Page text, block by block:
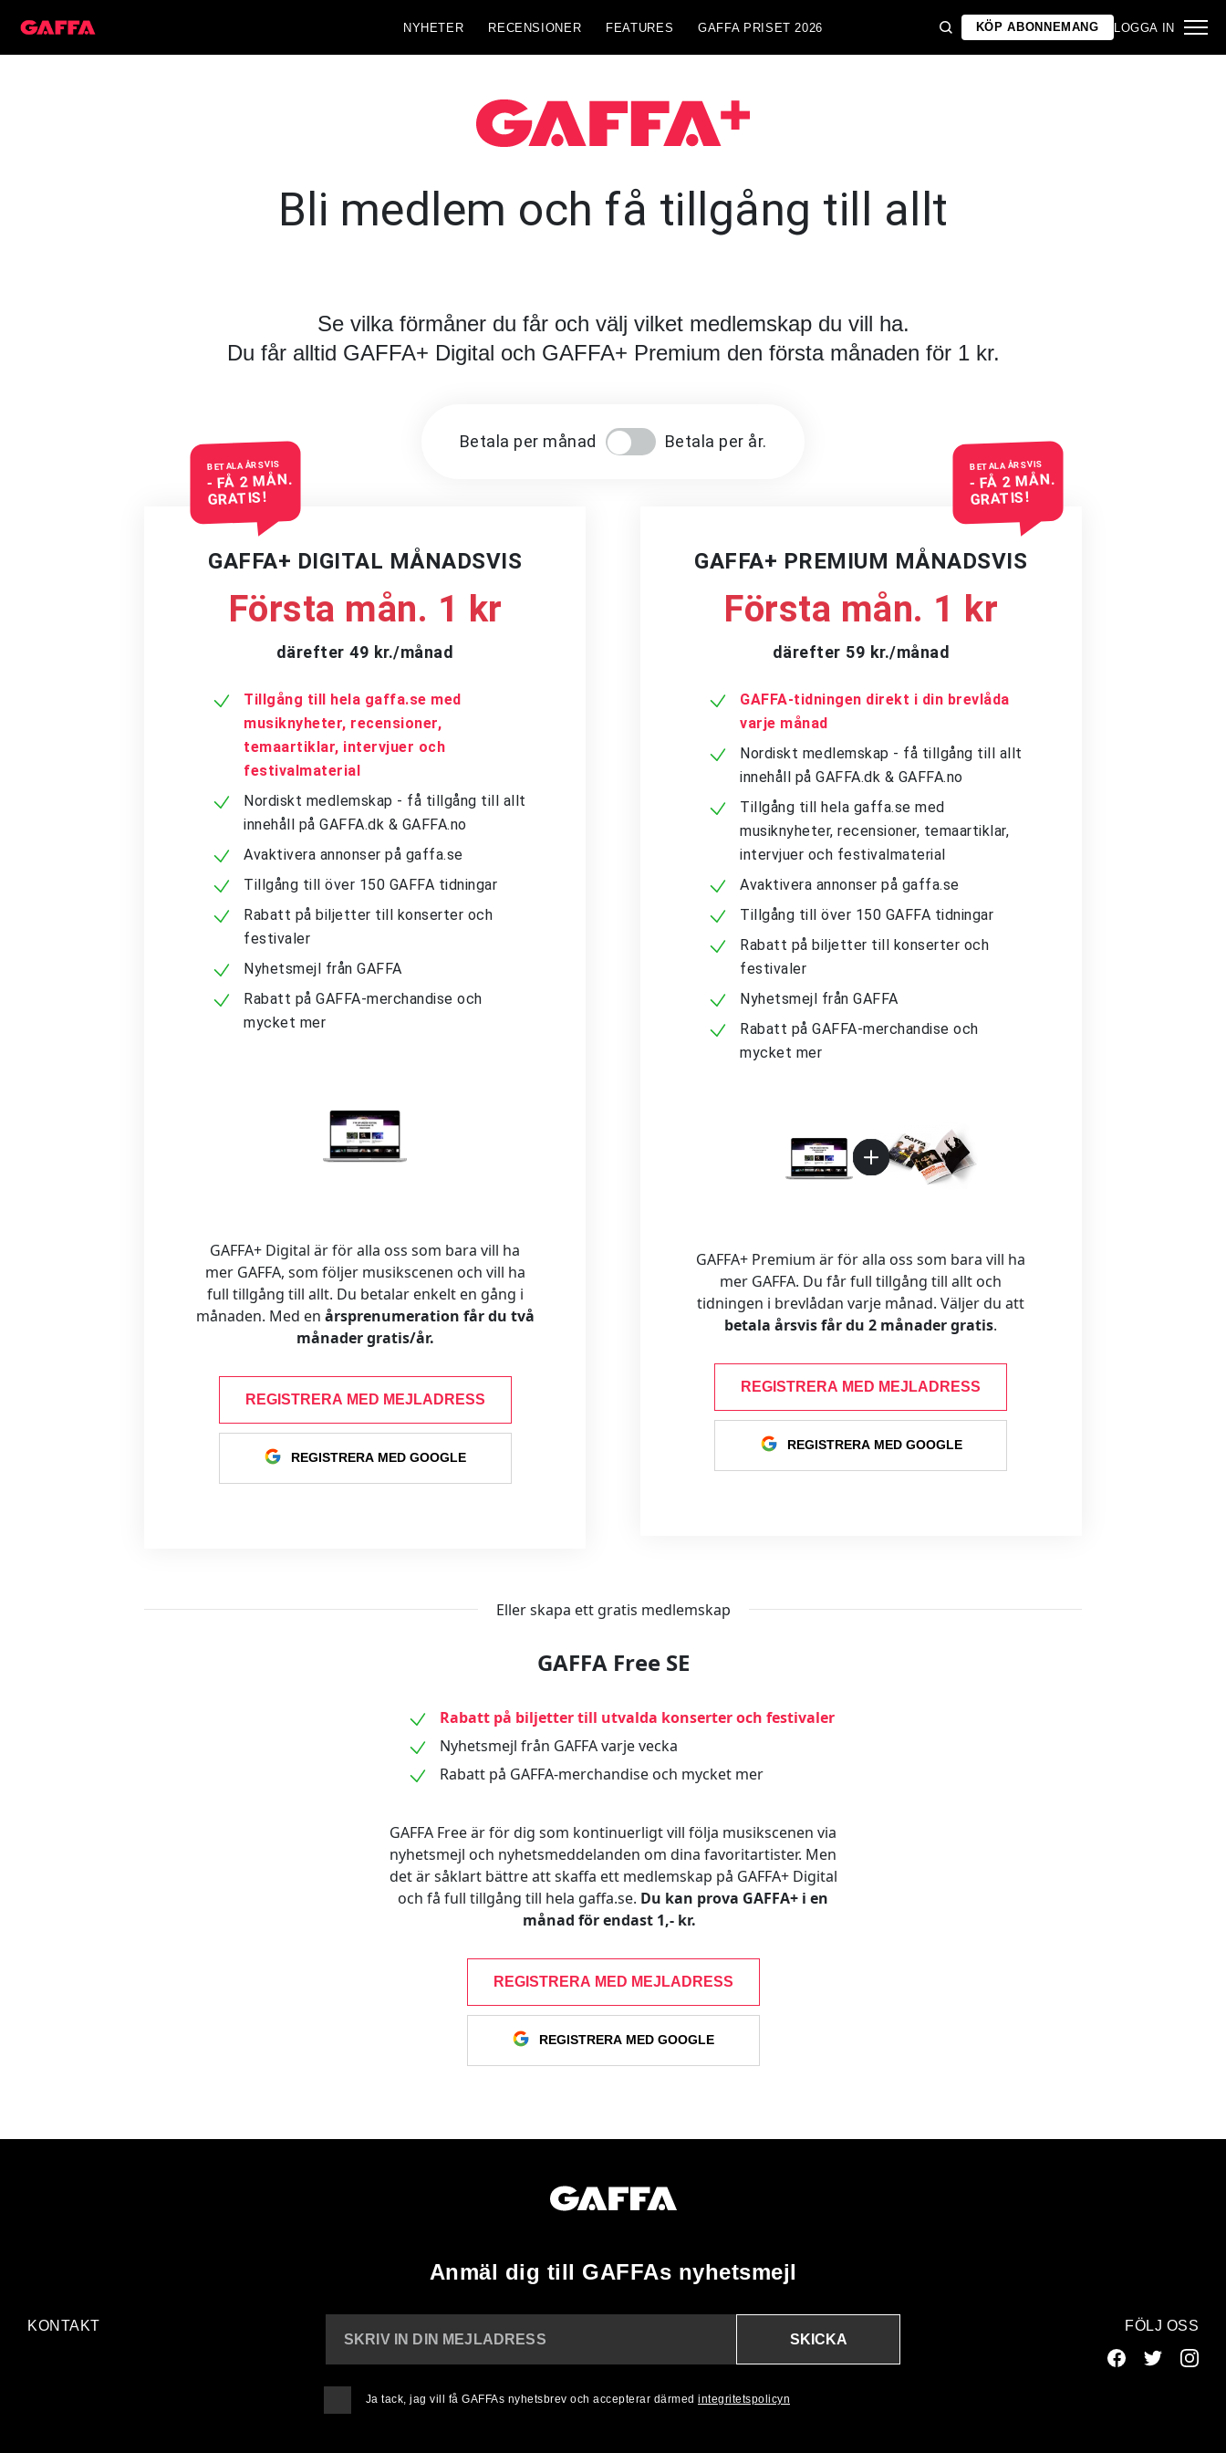
NYHETER RECENSIONER FEATURES GAFFA PRISET 2026 KÖP ABONNEMANG LOGGA IN
Bli medlem och få tillgång till allt
Se vilka förmåner du får och välj vilket medlemskap du vill ha.
Du får alltid GAFFA+ Digital och GAFFA+ Premium den första månaden för 1 kr.
Betala per månad Betala per år.
BETALA ÅRSVIS
- FÅ 2 MÅN.
GRATIS!
GAFFA+ DIGITAL MÅNADSVIS
Första mån. 1 kr
därefter 49 kr./månad
Tillgång till hela gaffa.se med
musiknyheter, recensioner,
temaartiklar, intervjuer och
festivalmaterial
Nordiskt medlemskap - få tillgång till allt
innehåll på GAFFA.dk & GAFFA.no
Avaktivera annonser på gaffa.se
Tillgång till över 150 GAFFA tidningar
Rabatt på biljetter till konserter och
festivaler
Nyhetsmejl från GAFFA
Rabatt på GAFFA-merchandise och
mycket mer
GAFFA+ Digital är för alla oss som bara vill ha
mer GAFFA, som följer musikscenen och vill ha
full tillgång till allt. Du betalar enkelt en gång i
månaden. Med en årsprenumeration får du två
månader gratis/år.
REGISTRERA MED MEJLADRESS
REGISTRERA MED GOOGLE
BETALA ÅRSVIS
- FÅ 2 MÅN.
GRATIS!
GAFFA+ PREMIUM MÅNADSVIS
Första mån. 1 kr
därefter 59 kr./månad
GAFFA-tidningen direkt i din brevlåda
varje månad
Nordiskt medlemskap - få tillgång till allt
innehåll på GAFFA.dk & GAFFA.no
Tillgång till hela gaffa.se med
musiknyheter, recensioner, temaartiklar,
intervjuer och festivalmaterial
Avaktivera annonser på gaffa.se
Tillgång till över 150 GAFFA tidningar
Rabatt på biljetter till konserter och
festivaler
Nyhetsmejl från GAFFA
Rabatt på GAFFA-merchandise och
mycket mer
GAFFA+ Premium är för alla oss som bara vill ha
mer GAFFA. Du får full tillgång till allt och
tidningen i brevlådan varje månad. Väljer du att
betala årsvis får du 2 månader gratis.
REGISTRERA MED MEJLADRESS
REGISTRERA MED GOOGLE
Eller skapa ett gratis medlemskap
GAFFA Free SE
Rabatt på biljetter till utvalda konserter och festivaler
Nyhetsmejl från GAFFA varje vecka
Rabatt på GAFFA-merchandise och mycket mer
GAFFA Free är för dig som kontinuerligt vill följa musikscenen via
nyhetsmejl och nyhetsmeddelanden om dina favoritartister. Men
det är såklart bättre att skaffa ett medlemskap på GAFFA+ Digital
och få full tillgång till hela gaffa.se. Du kan prova GAFFA+ i en
månad för endast 1,- kr.
REGISTRERA MED MEJLADRESS
REGISTRERA MED GOOGLE
Anmäl dig till GAFFAs nyhetsmejl
KONTAKT
SKRIV IN DIN MEJLADRESS
SKICKA
Ja tack, jag vill få GAFFAs nyhetsbrev och accepterar därmed integritetspolicyn
FÖLJ OSS